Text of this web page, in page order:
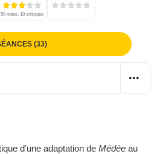
50 notes, 10 critiques
(33)
d'une adaptation de Médée au